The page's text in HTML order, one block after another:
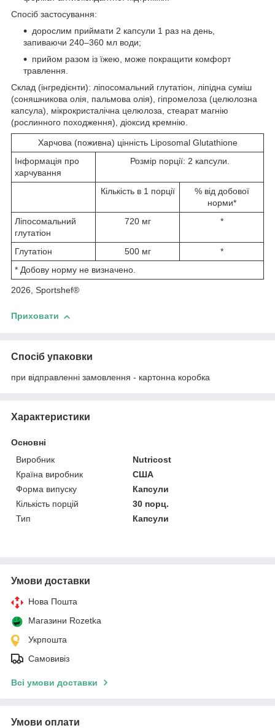
Спосіб застосування:
дорослим приймати 2 капсули 1 раз на день,
запиваючи 240–360 мл води;
прийом разом із їжею, може покращити комфорт
травлення.
Склад (інгредієнти): ліпосомальний глутатіон, ліпідна суміш
(соняшникова олія, пальмова олія), гіпромелоза (целюлозна
капсула), мікрокристалічна целюлоза, стеарат магнію
(рослинного походження), діоксид кремнію.
Харчова (поживна) цінність Liposomal Glutathione
Інформація про
харчування
Розмір порції: 2 капсули.
Кількість в 1 порції
% від добової
норми*
Ліпосомальний
глутатіон
720 мг *
Глутатіон 500 мг
*
* Добову норму не визначено.
2026, Sportshef®
Приховати
Спосіб упаковки
при відправленні замовлення - картонна коробка
Характеристики
Основні
Виробник
Nutricost
Країна виробник
США
Форма випуску
Капсули
Кількість порцій
30 порц.
Тип
Капсули
Умови доставки
Нова Пошта
Магазини Rozetka
Укрпошта
Самовивіз
Всі умови доставки
Умови оплати